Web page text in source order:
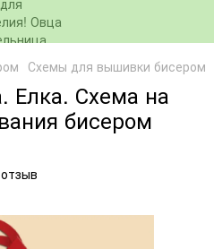
Схемы для вышивки бисером
Елка. Схема на
бисером